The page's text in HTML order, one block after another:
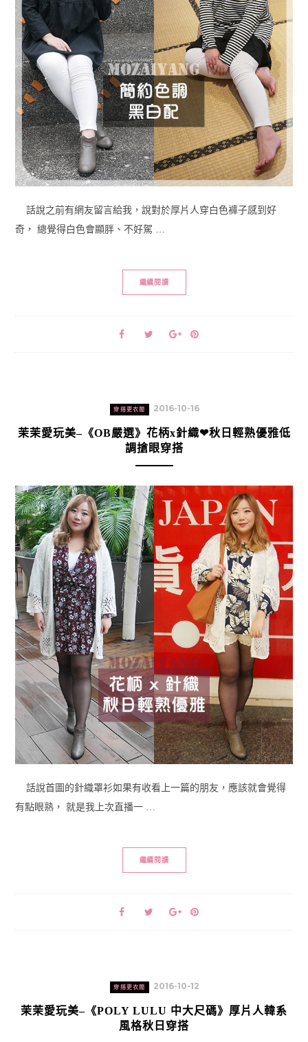
話說之前有網友留言給我，說對於厚片人穿白色褲子感到好
奇， 總覺得白色會顯胖、不好駕 …
繼續閱讀
穿搭更衣間 2016-10-16
茉茉愛玩美–《OB嚴選》花柄x針織❤秋日輕熟優雅低
調搶眼穿搭
話說首圖的針織罩衫如果有收看上一篇的朋友，應該就會覺得
有點眼熟， 就是我上次直播一 …
繼續閱讀
穿搭更衣間 2016-10-12
茉茉愛玩美–《POLY LULU 中大尺碼》厚片人韓系
風格秋日穿搭